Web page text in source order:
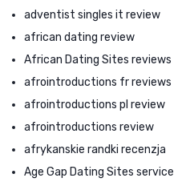
adventist singles it review
african dating review
African Dating Sites reviews
afrointroductions fr reviews
afrointroductions pl review
afrointroductions review
afrykanskie randki recenzja
Age Gap Dating Sites service